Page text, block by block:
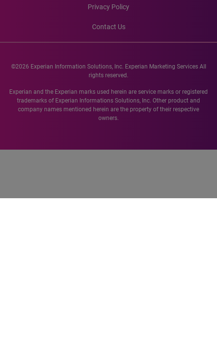
Privacy Policy
Contact Us
©2026 Experian Information Solutions, Inc. Experian Marketing Services All
rights reserved.
Experian and the Experian marks used herein are service marks or registered
trademarks of Experian Informations Solutions, Inc. Other product and
company names mentioned herein are the property of their respective
owners.